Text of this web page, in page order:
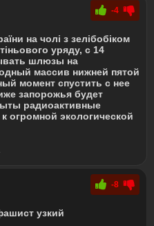
-4
на чолі з зелібобіком
уряду, с 14
шлюзы на
массив нижней пятой
момент спустить с нее
запорожья будет
радиоактивные
огромной экологической
-8
узкий